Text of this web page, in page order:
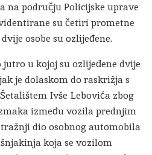
na području Policijske uprave
su četiri prometne
osobe su ozlijeđene.
u kojoj su ozlijeđene dvije
je dolaskom do raskrižja s
Ivše Lebovića zbog
između vozila prednjim
dio osobnog automobila
koja se vozilom